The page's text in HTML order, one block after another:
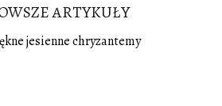
ARTYKUŁY
jesienne chryzantemy